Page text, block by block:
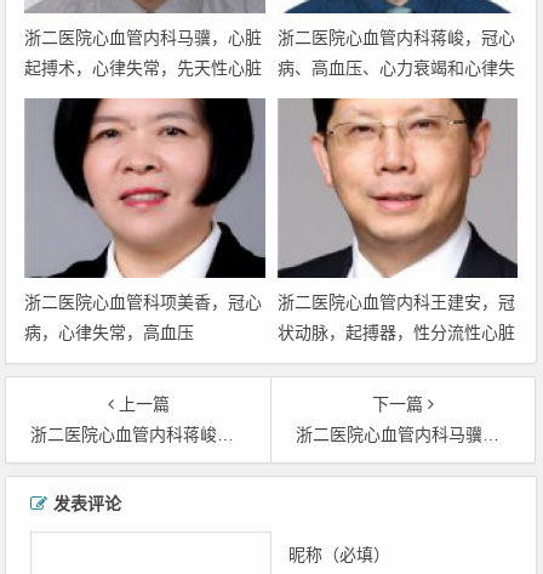
浙二医院心血管内科马骥，心脏
起搏术，心律失常，先天性心脏
病，
浙二医院心血管内科蒋峻，冠心
病、高血压、心力衰竭和心律失
常
浙二医院心血管科项美香，冠心
病，心律失常，高血压
浙二医院心血管内科王建安，冠
状动脉，起搏器，性分流性心脏
病，频消融术，
上一篇
浙二医院心血管内科蒋峻，冠心病、高血压、心力衰竭和心律失常
下一篇
浙二医院心血管内科马骥，心脏起搏术，心律失常，先天性心脏病，
文章导航
发表评论
昵称（必填）